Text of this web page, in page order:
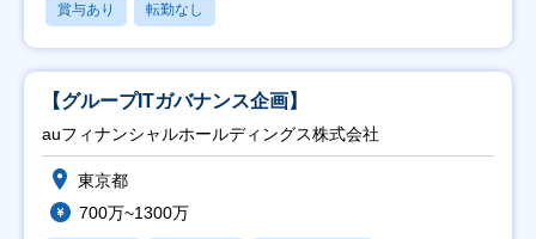
賞与あり 転勤なし
【グループITガバナンス企画】
auフィナンシャルホールディングス株式会社
東京都
700万~1300万